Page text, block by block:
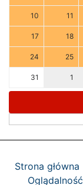
10 11
17 18
24 25
31 1
Strona główna
Oglądalność